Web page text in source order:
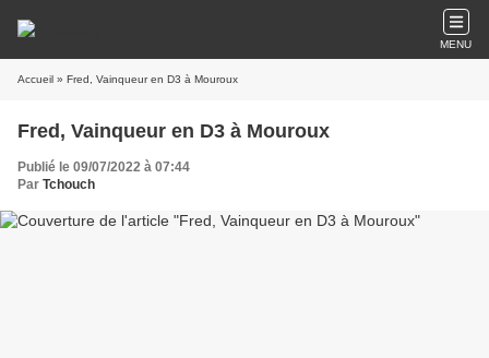
MENU
Accueil » Fred, Vainqueur en D3 à Mouroux
Fred, Vainqueur en D3 à Mouroux
Publié le 09/07/2022 à 07:44
Par Tchouch